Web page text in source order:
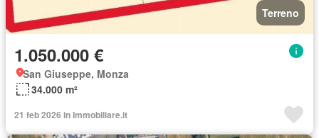
Terreno
1.050.000 €
San Giuseppe, Monza
34.000 m²
21 feb 2026 in Immobiliare.it